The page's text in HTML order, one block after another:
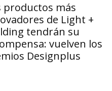
productos más
de Light +
tendrán su
vuelven los
Designplus